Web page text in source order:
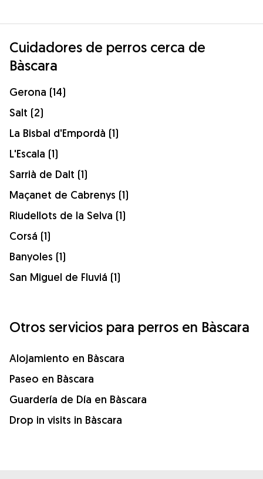
Cuidadores de perros cerca de
Bàscara
Gerona (14)
Salt (2)
La Bisbal d'Empordà (1)
L'Escala (1)
Sarrià de Dalt (1)
Maçanet de Cabrenys (1)
Riudellots de la Selva (1)
Corsá (1)
Banyoles (1)
San Miguel de Fluviá (1)
Otros servicios para perros en Bàscara
Alojamiento en Bàscara
Paseo en Bàscara
Guardería de Día en Bàscara
Drop in visits in Bàscara